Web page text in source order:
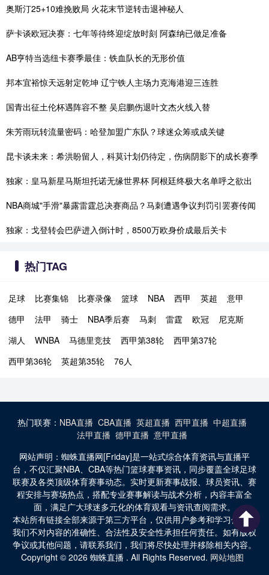
奥斯汀25+10难挽败局 火花末节逆转击退神秘人
萨卡谈欧冠决赛：七年等待终迎绽放时刻 阿森纳已做足准备
AB亨特当选纽卡赛季最佳：铁血队长的无形价值
邦本宜裕惊天远射定乾坤 辽宁铁人主场力克海港迎三连胜
国青出征土伦杯遇阵容不整 吴启鹏伤退叶文杰火线入替
朱芳雨玩转流量密码：哈登加盟广东队？球迷众筹或成关键
昆卡谈未来：希洪盼留人，科莫计划仍待定，伤病阴影下的成长赛季
独家：皇马新星马斯坦托诺无缘世界杯 阿根廷终极大名单呼之欲出
NBA商城"手滑"暴露雷霆总决赛商品？马刺遭遇争议判罚引罢赛传闻
独家：戈登转会巴萨进入倒计时，8500万欧身价成最后关卡
热门TAG
足球 比赛集锦 比赛录像 篮球 NBA 西甲 英超
意甲
德甲
法甲 骑士 NBA季后赛 马刺 雷霆 欧冠
尼克斯
湖人
WNBA 马德里竞技 西甲第38轮
西甲第37轮
西甲第36轮
英超第35轮 76人
热门联赛： NBA直播 CBA直播 英超直播 西甲直播 中超直播
法甲直播 德甲直播 意甲直播
网站声明：蜘蛛直播网[Friday]是一站式综合体育资讯与直播平
台，不仅汇聚NBA、CBA等热门篮球赛事资讯，同步覆盖全球足球
联赛及各类顶级体育赛事动态。实时更新赛事战报、球员资讯、赛
程安排与赛场热点，搭配专业赛事解读与战术分析，内容丰富全
面，满足广大球迷多元化的体育观看与资讯查阅需求。
本站所有链接全部来源于第三方平台，仅供用户参考和学习使用。
我们不对内容的准确性、合法性及安全性承担任何责任。如有版权
争议或其他问题，请联系我们，我们将尽快处理并移除相关内容。
Copyright © 2026 蜘蛛直播 . All Rights Reserved. 网站地图